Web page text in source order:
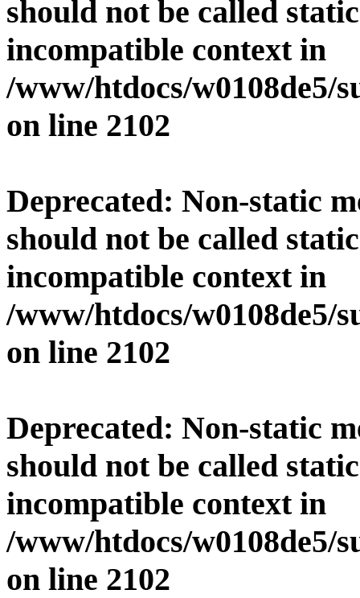
should not be called
incompatible context in
/www/htdocs/w0108de5/
on line 2102
Deprecated: Non-static
should not be called
incompatible context in
/www/htdocs/w0108de5/
on line 2102
Deprecated: Non-static
should not be called
incompatible context in
/www/htdocs/w0108de5/
on line 2102